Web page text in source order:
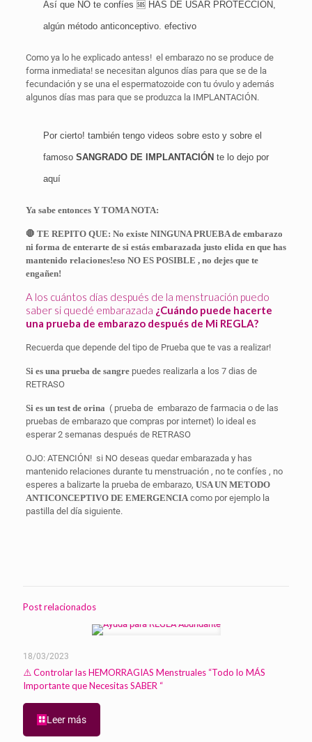
Así que NO te confíes 🆘 HAS DE USAR PROTECCIÓN,
algún método anticonceptivo. efectivo
Como ya lo he explicado antess! el embarazo no se produce de
forma inmediata! se necesitan algunos días para que se de la
fecundación y se una el espermatozoide con tu óvulo y además
algunos días mas para que se produzca la IMPLANTACIÓN.
Por cierto! también tengo videos sobre esto y sobre el
famoso SANGRADO DE IMPLANTACIÓN te lo dejo por
aquí
Ya sabe entonces Y TOMA NOTA:
🛑 TE REPITO QUE: No existe NINGUNA PRUEBA de embarazo
ni forma de enterarte de si estás embarazada justo elida en que has
mantenido relaciones!eso NO ES POSIBLE , no dejes que te
engañen!
A los cuántos días después de la menstruación puedo
saber si quedé embarazada ¿Cuándo puede hacerte
una prueba de embarazo después de Mi REGLA?
Recuerda que depende del tipo de Prueba que te vas a realizar!
Si es una prueba de sangrepuedes realizarla a los 7 dias de
RETRASO
Si es un test de orina ( prueba de embarazo de farmacia o de las
pruebas de embarazo que compras por internet) lo ideal es
esperar 2 semanas después de RETRASO
OJO: ATENCIÓN! si NO deseas quedar embarazada y has
mantenido relaciones durante tu menstruación , no te confíes , no
esperes a balizarte la prueba de embarazo, USA UN METODO
ANTICONCEPTIVO DE EMERGENCIAcomo por ejemplo la
pastilla del día siguiente.
Post relacionados
18/03/2023
⚠️ Controlar las HEMORRAGIAS Menstruales “Todo lo MÁS
Importante que Necesitas SABER “
Leer más